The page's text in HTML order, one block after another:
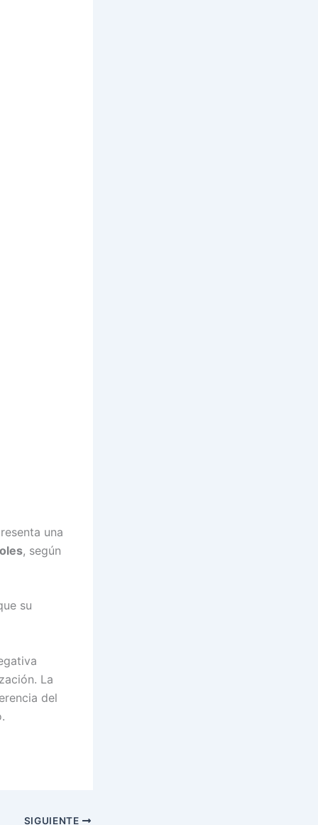
una
, según
su
La
del
SIGUIENTE